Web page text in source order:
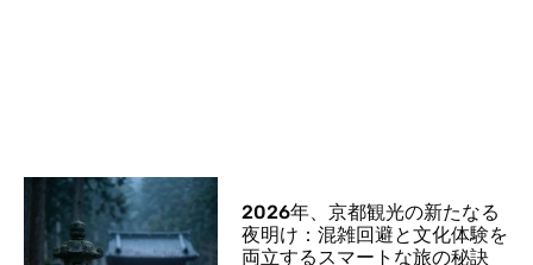
2026年、京都観光の新たなる
夜明け：混雑回避と文化体験を
両立するスマートな旅の秘訣